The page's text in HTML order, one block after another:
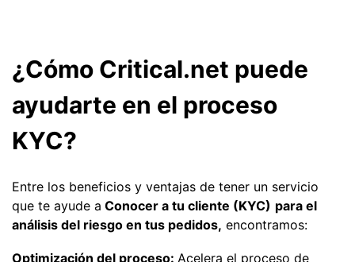
¿Cómo Critical.net puede
ayudarte en el proceso
KYC?
Entre los beneficios y ventajas de tener un servicio
que te ayude a Conocer a tu cliente (KYC) para el
análisis del riesgo en tus pedidos, encontramos:
Optimización del proceso: Acelera el proceso de